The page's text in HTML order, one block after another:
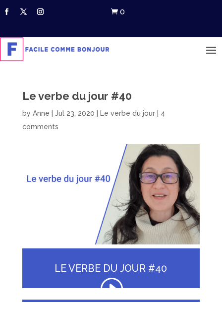
 0
Le verbe du jour #40
by Anne Jul 23, 2020 Le verbe du jour| 4
comments
LE VERBE DU JOUR #40